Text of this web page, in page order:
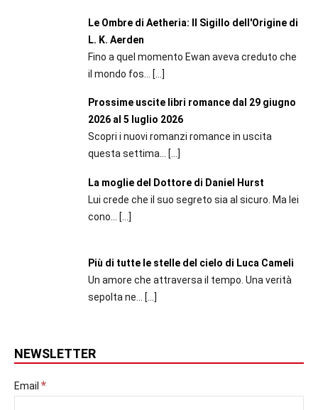
Le Ombre di Aetheria: Il Sigillo dell'Origine di
L. K. Aerden
Fino a quel momento Ewan aveva creduto che
il mondo fos...
[…]
Prossime uscite libri romance dal 29 giugno
2026 al 5 luglio 2026
Scopri i nuovi romanzi romance in uscita
questa settima... […]
La moglie del Dottore di Daniel Hurst
Lui crede che il suo segreto sia al sicuro. Ma lei
cono...
[…]
Più di tutte le stelle del cielo di Luca Cameli
Un amore che attraversa il tempo. Una verità
sepolta ne...
[…]
NEWSLETTER
Email *